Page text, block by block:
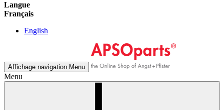
Langue
Français
English
Affichage navigation Menu
Menu